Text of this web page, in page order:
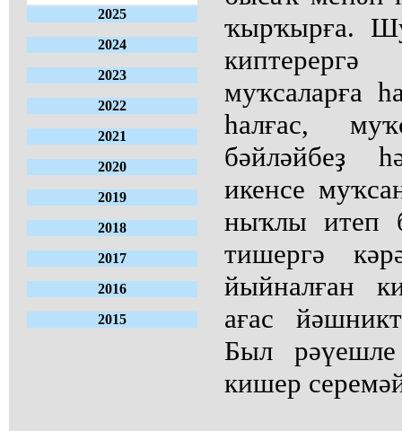
2025
2024
2023
2022
2021
2020
2019
2018
2017
2016
2015
ҡырҡырға.
муҡсаларға
һалғас,
бәйләйбеҙ
икенсе
ныҡлы итеп
тишергә
йыйналған
ағас
Был
кишер